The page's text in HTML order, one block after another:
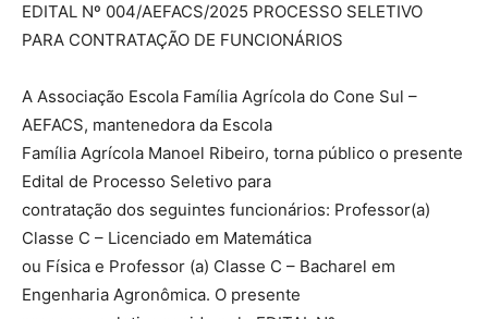
EDITAL Nº 004/AEFACS/2025 PROCESSO SELETIVO
PARA CONTRATAÇÃO DE FUNCIONÁRIOS
A Associação Escola Família Agrícola do Cone Sul –
AEFACS, mantenedora da Escola
Família Agrícola Manoel Ribeiro, torna público o presente
Edital de Processo Seletivo para
contratação dos seguintes funcionários: Professor(a)
Classe C – Licenciado em Matemática
ou Física e Professor (a) Classe C – Bacharel em
Engenharia Agronômica. O presente